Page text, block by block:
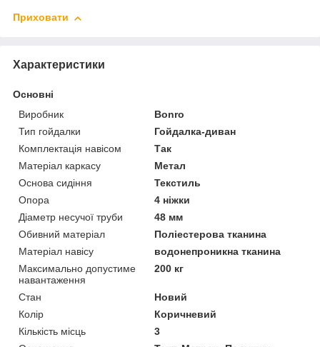
Приховати
Характеристики
Основні
Виробник
Bonro
Тип гойдалки
Гойдалка-диван
Комплектація навісом
Так
Матеріал каркасу
Метал
Основа сидіння
Текстиль
Опора
4 ніжки
Діаметр несучої труби
48 мм
Обивний матеріал
Поліестерова тканина
Матеріал навісу
водонепроникна тканина
Максимально допустиме
навантаження
200 кг
Стан
Новий
Колір
Коричневий
Кількість місць
3